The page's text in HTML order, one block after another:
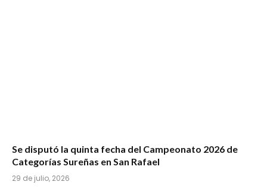
Se disputó la quinta fecha del Campeonato 2026 de
Categorías Sureñas en San Rafael
29 de julio, 2026